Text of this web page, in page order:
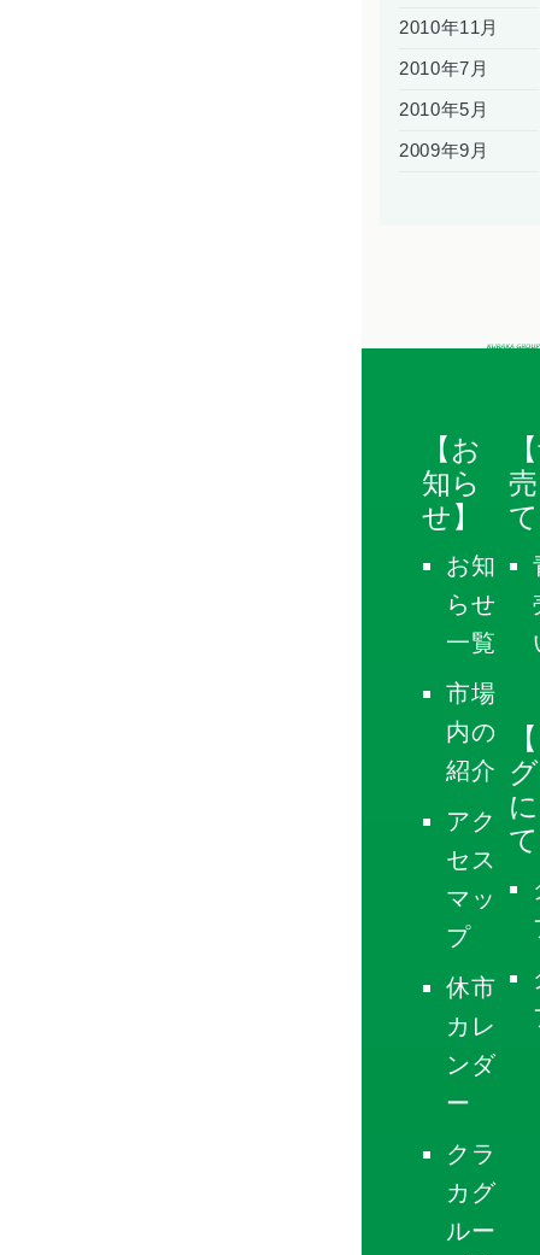
2010年11月
2010年7月
2010年5月
2009年9月
【お
知ら
せ】
お知
らせ
一覧
市場
内の
紹介
アク
セス
マッ
プ
休市
カレ
ンダ
ー
クラ
カグ
ルー